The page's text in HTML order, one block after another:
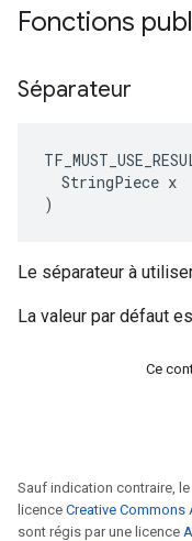
Fonctions
Séparateur
  StringPiece x
)
Le séparateur à
La valeur par défaut
Ce
Sauf indication contraire,
licence Creative Commons
sont régis par une licence